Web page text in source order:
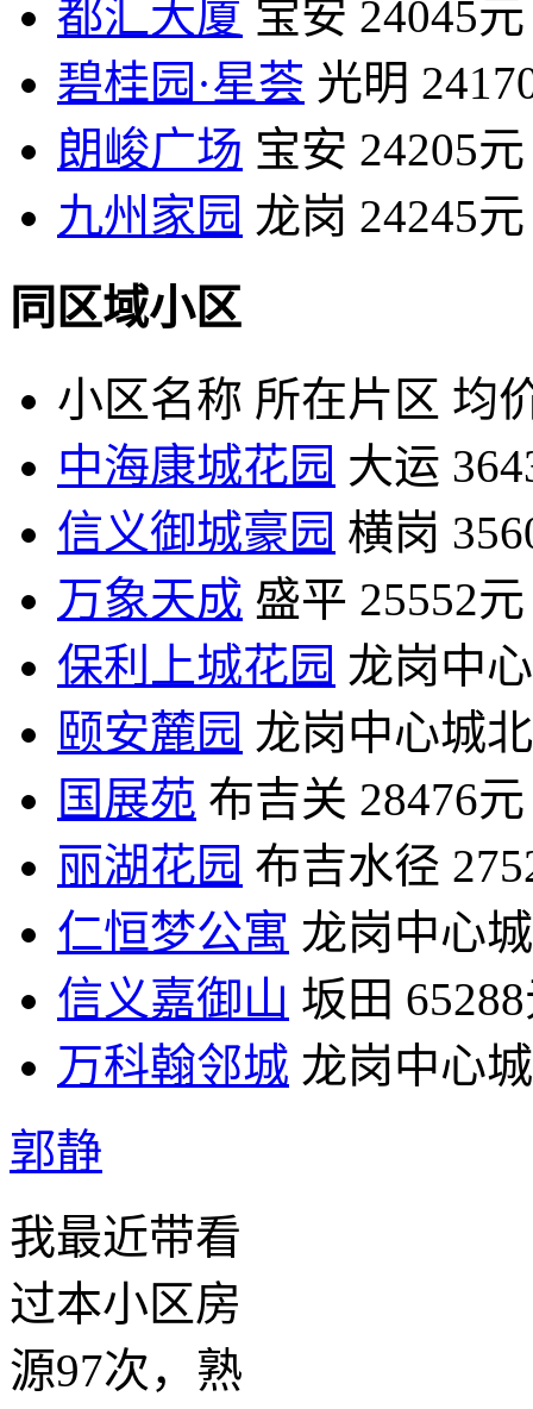
都汇大厦 宝安 24045元
碧桂园·星荟 光明
朗峻广场 宝安 24205元
九州家园 龙岗 24245元
同区域小区
小区名称 所在片区 均
中海康城花园 大运
信义御城豪园 横岗
万象天成 盛平 25552元
保利上城花园 龙岗中
颐安麓园 龙岗中心城北
国展苑 布吉关 28476元
丽湖花园 布吉水径
仁恒梦公寓 龙岗中心
信义嘉御山 坂田
万科翰邻城 龙岗中心
郭静
我最近带看
过本小区房
源97次，熟